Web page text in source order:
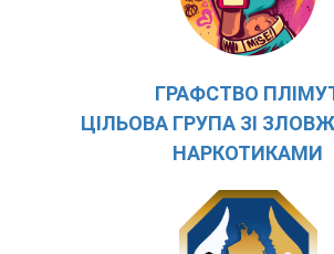
ГРАФСТВО
ЦІЛЬОВА ГРУПА ЗІ
НАРКОТИКАМИ